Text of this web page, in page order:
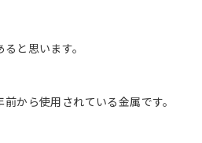
と思います。
から使用されている金属です。